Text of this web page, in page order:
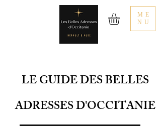
LE GUIDE DES BELLES
ADRESSES D'OCCITANIE
ME
NU